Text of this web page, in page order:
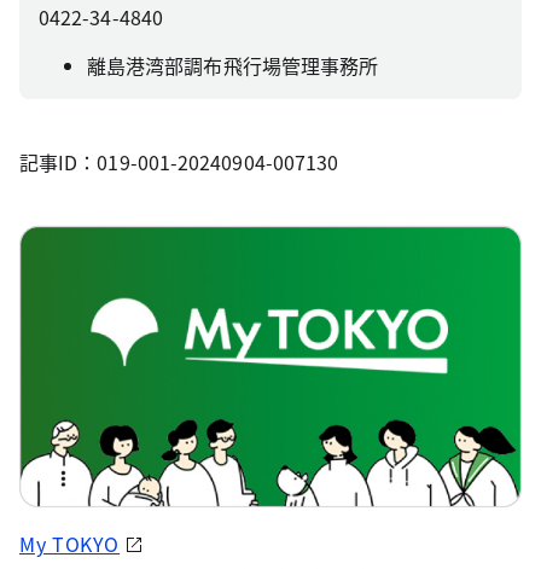
0422-34-4840
離島港湾部調布飛行場管理事務所
記事ID：019-001-20240904-007130
My TOKYO